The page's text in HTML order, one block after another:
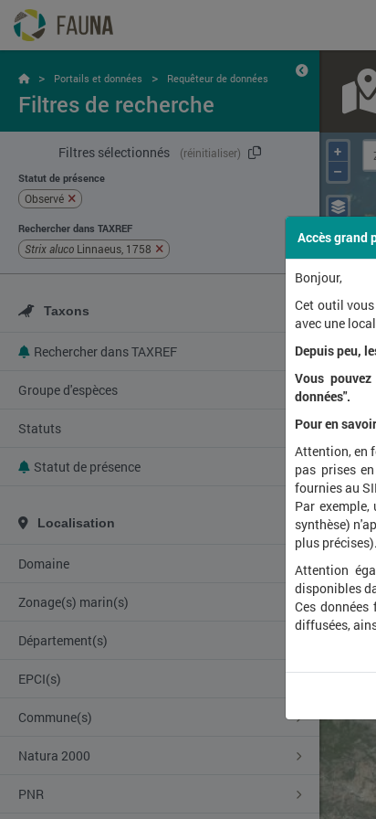
> Portails et données > Requêteur de données
Filtres de recherche
Filtres sélectionnés (réinitialiser)
Statut de présence
Observé
Rechercher dans TAXREF
Strix aluco Linnaeus, 1758
Taxons
Rechercher dans TAXREF
Groupe d'espèces
Statuts
Statut de présence
Localisation
Domaine
Zonage(s) marin(s)
Département(s)
EPCI(s)
Commune(s)
Natura 2000
PNR
+
–
Accès grand
Bonjour,
Cet outil
avec une
Depuis peu,
Vous
données".
Pour en
Attention, en
pas prises
fournies au
Par
synthèse)
plus
Attention
disponibles
Ces
diffusées,